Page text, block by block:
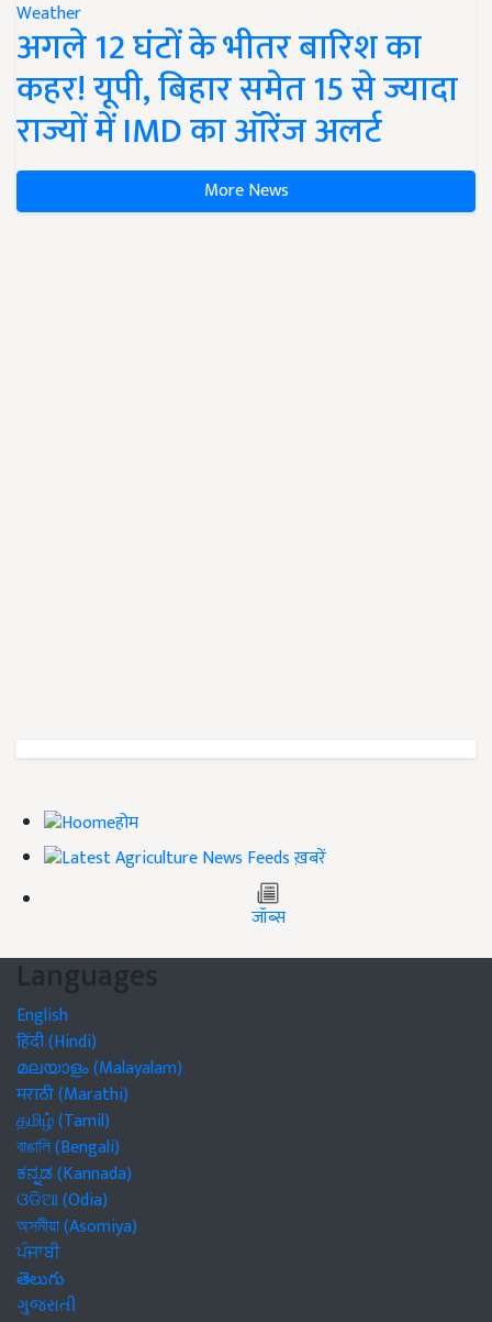
Weather
अगले 12 घंटों के भीतर बारिश का
कहर! यूपी, बिहार समेत 15 से ज्यादा
राज्यों में IMD का ऑरेंज अलर्ट
More News
होम
ख़बरें
जॉब्स
Languages
English
हिंदी (Hindi)
മലയാളം (Malayalam)
मराठी (Marathi)
தமிழ் (Tamil)
বাঙালি (Bengali)
ಕನ್ನಡ (Kannada)
ଓଡିଆ (Odia)
অসমীয়া (Asomiya)
ਪੰਜਾਬੀ
తెలుగు
ગુજરાતી